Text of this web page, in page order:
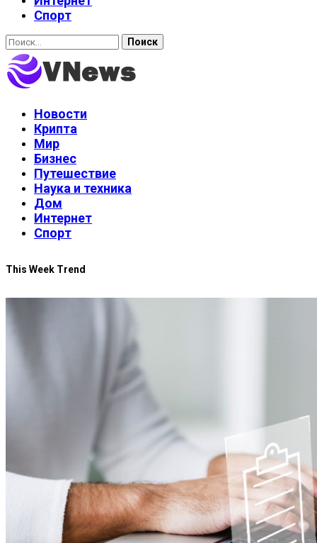
Спорт
Найти:
Новости
Крипта
Мир
Бизнес
Путешествие
Наука и техника
Дом
Интернет
Спорт
This Week Trend